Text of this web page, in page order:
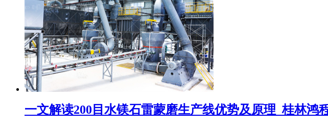
一文解读200目水镁石雷蒙磨生产线优势及原理_桂林鸿